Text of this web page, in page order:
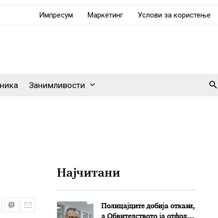
Импресум Маркетинг Услови за користење
Занимливости
Најчитани
Полицајците добија откази,
а Обвителството ја отфрли